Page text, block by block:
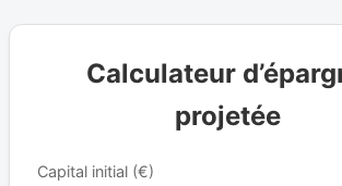
Calculateur
projetée
Capital initial (€)